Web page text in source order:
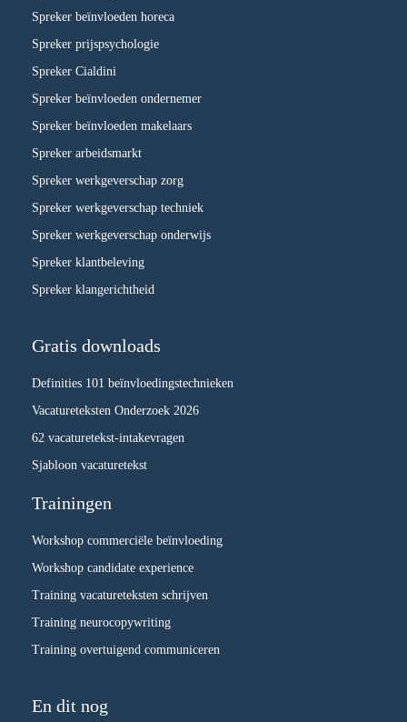
Spreker beïnvloeden horeca
Spreker prijspsychologie
Spreker Cialdini
Spreker beïnvloeden ondernemer
Spreker beïnvloeden makelaars
Spreker arbeidsmarkt
Spreker werkgeverschap zorg
Spreker werkgeverschap techniek
Spreker werkgeverschap onderwijs
Spreker klantbeleving
Spreker klangerichtheid
Gratis downloads
Definities 101 beïnvloedingstechnieken
Vacatureteksten Onderzoek 2026
62 vacaturetekst-intakevragen
Sjabloon vacaturetekst
Trainingen
Workshop commerciële beïnvloeding
Workshop candidate experience
Training vacatureteksten schrijven
Training neurocopywriting
Training overtuigend communiceren
En dit nog